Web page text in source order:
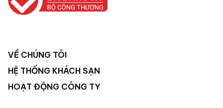
VỀ CHÚNG TÔI
HỆ THỐNG KHÁCH SẠN
HOẠT ĐỘNG CÔNG TY